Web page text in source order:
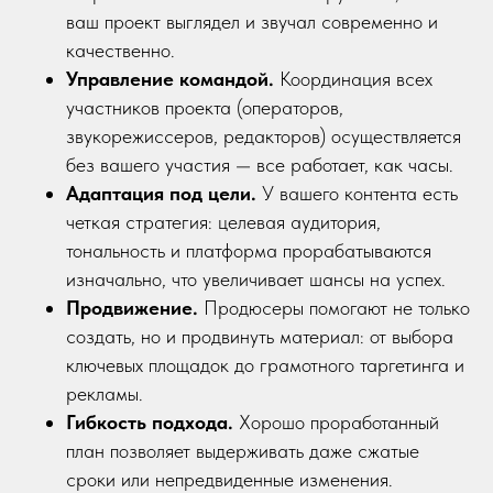
ваш проект выглядел и звучал современно и
качественно.
Управление командой. Координация всех
участников проекта (операторов,
звукорежиссеров, редакторов) осуществляется
без вашего участия — все работает, как часы.
Адаптация под цели. У вашего контента есть
четкая стратегия: целевая аудитория,
тональность и платформа прорабатываются
изначально, что увеличивает шансы на успех.
Продвижение. Продюсеры помогают не только
создать, но и продвинуть материал: от выбора
ключевых площадок до грамотного таргетинга и
рекламы.
Гибкость подхода. Хорошо проработанный
план позволяет выдерживать даже сжатые
сроки или непредвиденные изменения.